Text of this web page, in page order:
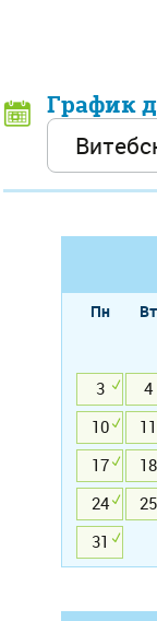
График
Пн Вт
3
4
10
11
17
18
24
25
31